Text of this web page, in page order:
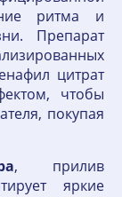
ритма и
Препарат
цитрат
чтобы
покупая
, прилив
яркие